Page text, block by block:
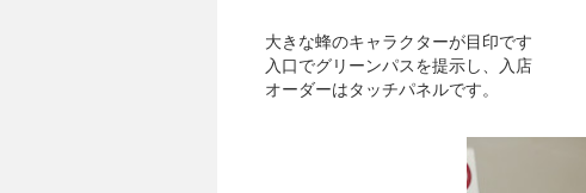
大きな蜂のキャラクターが目印です
入口でグリーンパスを提示し、入店
オーダーはタッチパネルです。